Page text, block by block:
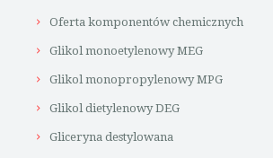
Oferta komponentów chemicznych
Glikol monoetylenowy MEG
Glikol monopropylenowy MPG
Glikol dietylenowy DEG
Gliceryna destylowana